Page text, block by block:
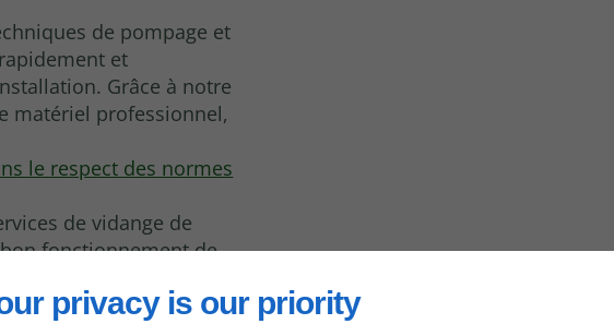
privacy is our priority
de pompage et
et
Grâce à notre
matériel professionnel,
le respect des normes
de vidange de
fonctionnement de